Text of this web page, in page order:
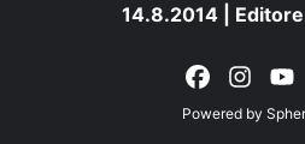
14.8.2014 |
Powered by